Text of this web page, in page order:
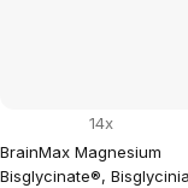
BrainMax Magnesium
Bisglycinate®,
14x